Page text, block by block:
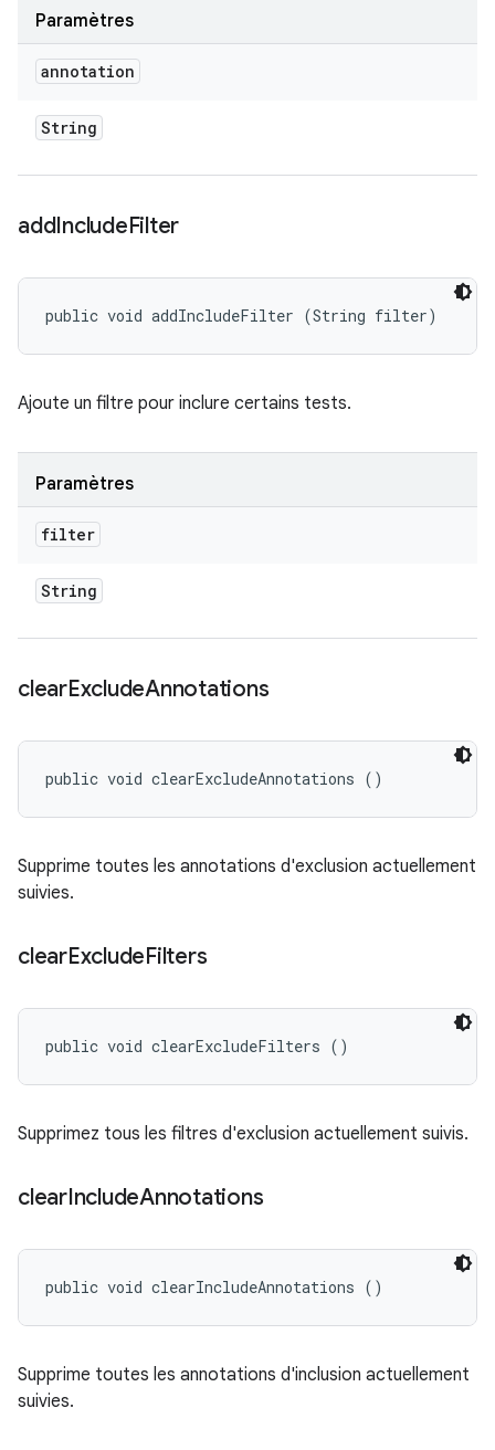
Paramètres
annotation
String
addIncludeFilter
public void addIncludeFilter (String filter)
Ajoute un filtre pour inclure certains tests.
Paramètres
filter
String
clearExcludeAnnotations
public void clearExcludeAnnotations ()
Supprime toutes les annotations d'exclusion actuellement
suivies.
clearExcludeFilters
public void clearExcludeFilters ()
Supprimez tous les filtres d'exclusion actuellement suivis.
clearIncludeAnnotations
public void clearIncludeAnnotations ()
Supprime toutes les annotations d'inclusion actuellement
suivies.